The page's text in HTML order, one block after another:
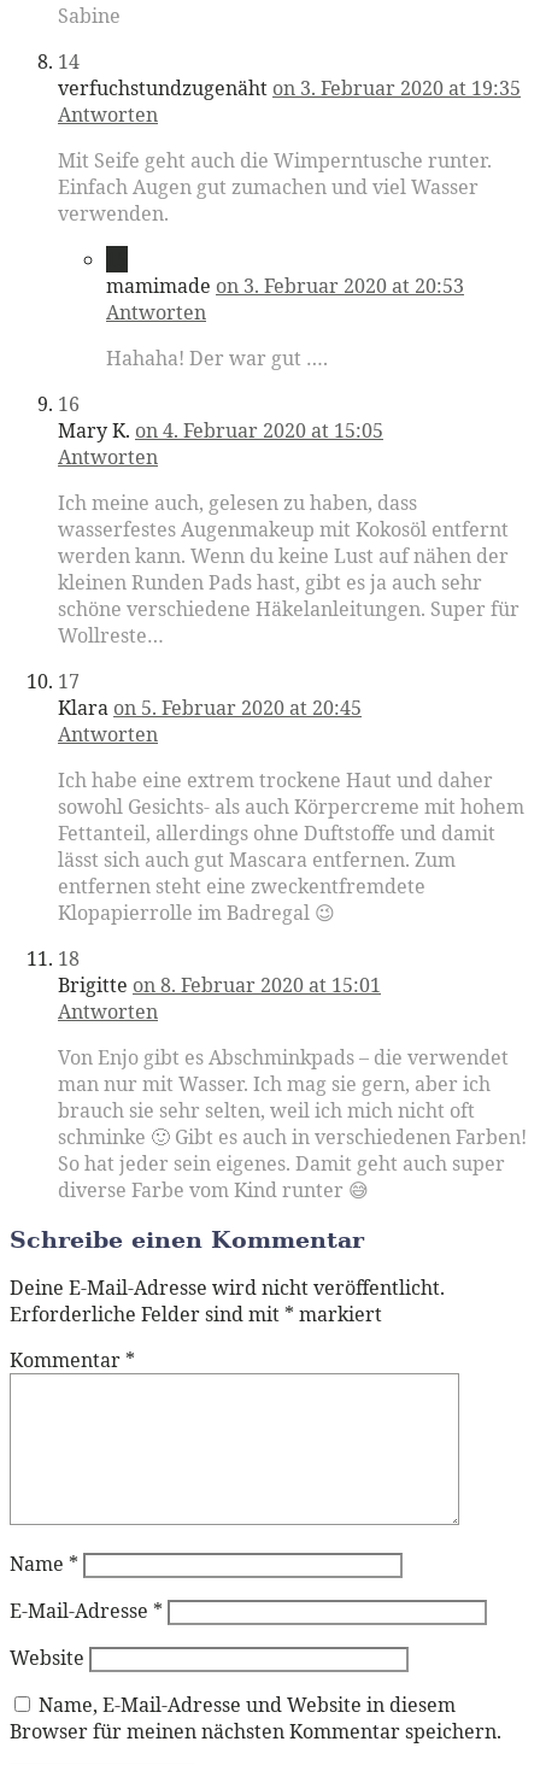
Sabine
14
verfuchstundzugenäht on 3. Februar 2020 at 19:35
Antworten
Mit Seife geht auch die Wimperntusche runter.
Einfach Augen gut zumachen und viel Wasser
verwenden.
mamimade on 3. Februar 2020 at 20:53
Antworten
Hahaha! Der war gut ….
16
Mary K. on 4. Februar 2020 at 15:05
Antworten
Ich meine auch, gelesen zu haben, dass
wasserfestes Augenmakeup mit Kokosöl entfernt
werden kann. Wenn du keine Lust auf nähen der
kleinen Runden Pads hast, gibt es ja auch sehr
schöne verschiedene Häkelanleitungen. Super für
Wollreste…
17
Klara on 5. Februar 2020 at 20:45
Antworten
Ich habe eine extrem trockene Haut und daher
sowohl Gesichts- als auch Körpercreme mit hohem
Fettanteil, allerdings ohne Duftstoffe und damit
lässt sich auch gut Mascara entfernen. Zum
entfernen steht eine zweckentfremdete
Klopapierrolle im Badregal 😉
18
Brigitte on 8. Februar 2020 at 15:01
Antworten
Von Enjo gibt es Abschminkpads – die verwendet
man nur mit Wasser. Ich mag sie gern, aber ich
brauch sie sehr selten, weil ich mich nicht oft
schminke 🙂 Gibt es auch in verschiedenen Farben!
So hat jeder sein eigenes. Damit geht auch super
diverse Farbe vom Kind runter 😅
Schreibe einen Kommentar
Deine E-Mail-Adresse wird nicht veröffentlicht.
Erforderliche Felder sind mit * markiert
Kommentar *
Name *
E-Mail-Adresse *
Website
Name, E-Mail-Adresse und Website in diesem
Browser für meinen nächsten Kommentar speichern.